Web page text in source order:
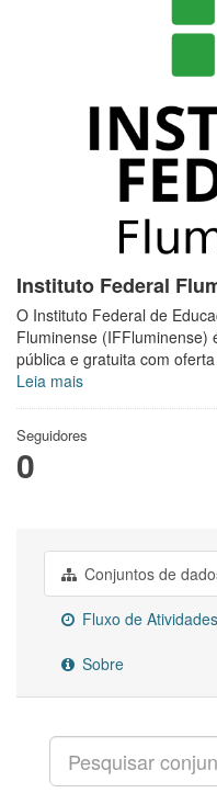
Instituto Federal
O Instituto Federal de
Fluminense (IFFluminense)
pública e gratuita com
Leia mais
Seguidores
0
Conjuntos de
Fluxo de Atividades
Sobre